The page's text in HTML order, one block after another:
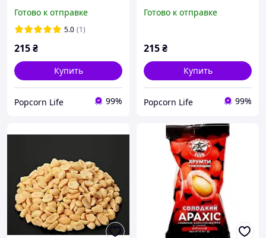
Готово к отправке
5.0 (1)
215₴
Купить
Popcorn Life 99%
250г
Готово к отправке
215₴
Купить
Popcorn Life 99%